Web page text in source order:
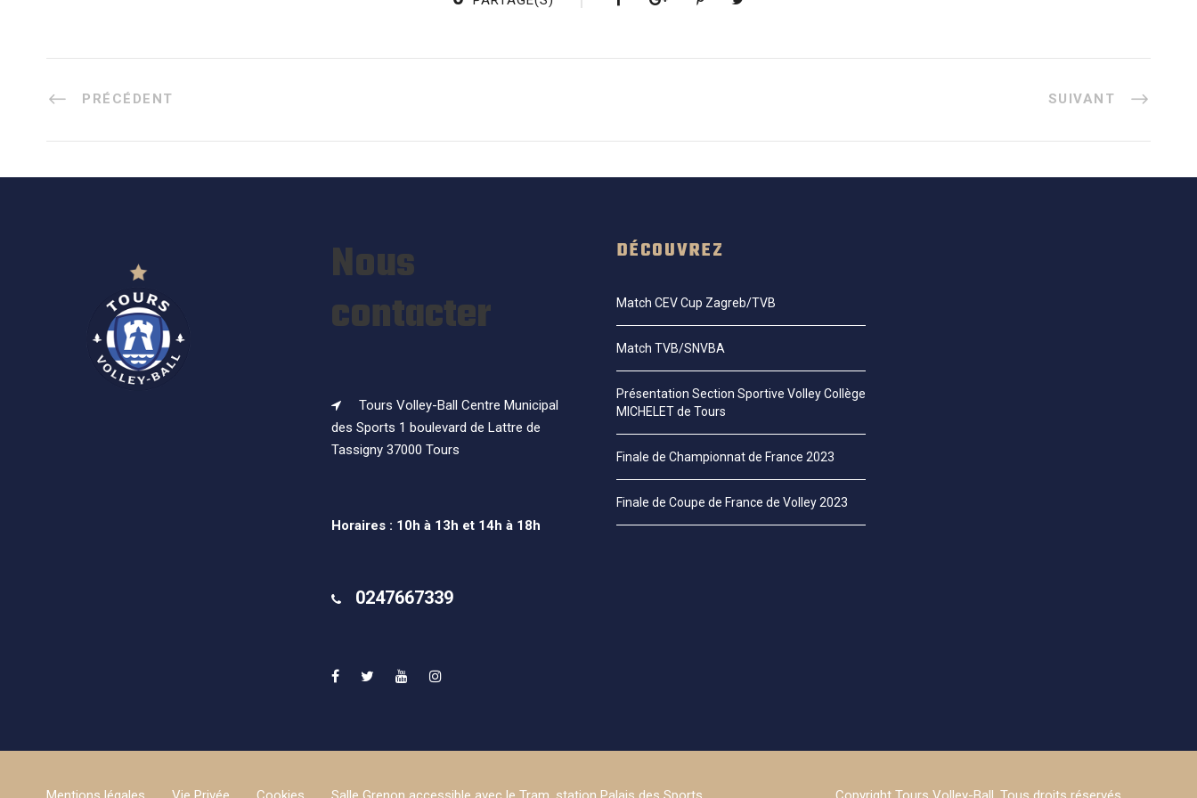
PRÉCÉDENT SUIVANT
Nous
contacter
Tours Volley-Ball Centre Municipal
des Sports 1 boulevard de Lattre de
Tassigny 37000 Tours
Horaires : 10h à 13h et 14h à 18h
0247667339
DÉCOUVREZ
Match CEV Cup Zagreb/TVB
Match TVB/SNVBA
Présentation Section Sportive Volley Collège
MICHELET de Tours
Finale de Championnat de France 2023
Finale de Coupe de France de Volley 2023